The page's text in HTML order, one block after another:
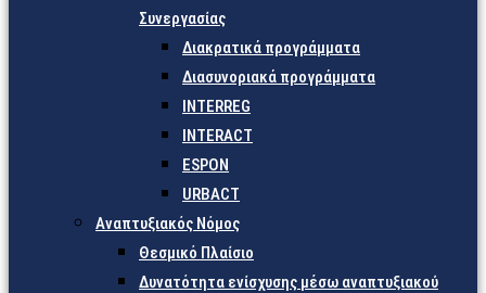
Συνεργασίας
Διακρατικά προγράμματα
Διασυνοριακά προγράμματα
INTERREG
INTERACT
ESPON
URBACT
Αναπτυξιακός Νόμος
Θεσμικό Πλαίσιο
Δυνατότητα ενίσχυσης μέσω αναπτυξιακού